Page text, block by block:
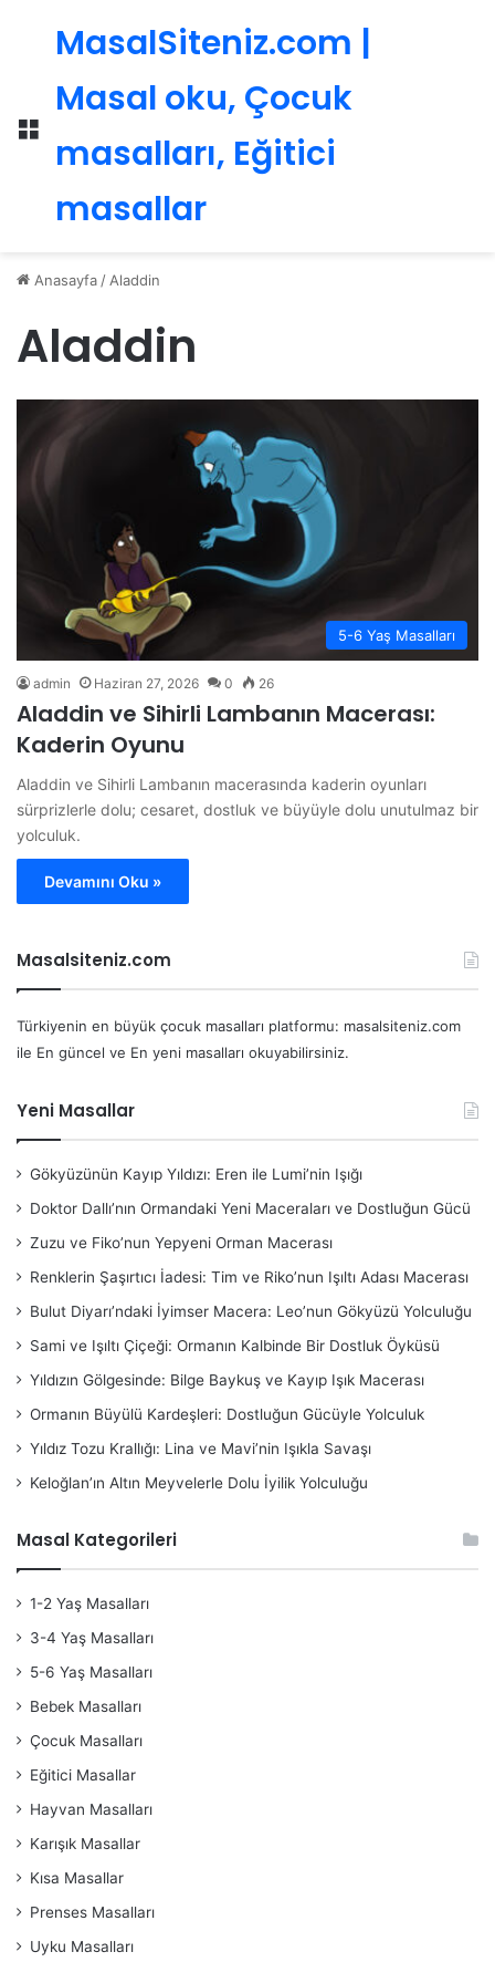
Menü
MasalSiteniz.com |
Masal oku, Çocuk
masalları, Eğitici
masallar
Anasayfa / Aladdin
Aladdin
5-6 Yaş Masalları
admin Haziran 27, 2026 0 26
Aladdin ve Sihirli Lambanın Macerası:
Kaderin Oyunu
Aladdin ve Sihirli Lambanın macerasında kaderin oyunları
sürprizlerle dolu; cesaret, dostluk ve büyüyle dolu unutulmaz bir
yolculuk.
Devamını Oku »
Masalsiteniz.com
Türkiyenin en büyük çocuk masalları platformu: masalsiteniz.com
ile En güncel ve En yeni masalları okuyabilirsiniz.
Yeni Masallar
Gökyüzünün Kayıp Yıldızı: Eren ile Lumi’nin Işığı
Doktor Dallı’nın Ormandaki Yeni Maceraları ve Dostluğun Gücü
Zuzu ve Fiko’nun Yepyeni Orman Macerası
Renklerin Şaşırtıcı İadesi: Tim ve Riko’nun Işıltı Adası Macerası
Bulut Diyarı’ndaki İyimser Macera: Leo’nun Gökyüzü Yolculuğu
Sami ve Işıltı Çiçeği: Ormanın Kalbinde Bir Dostluk Öyküsü
Yıldızın Gölgesinde: Bilge Baykuş ve Kayıp Işık Macerası
Ormanın Büyülü Kardeşleri: Dostluğun Gücüyle Yolculuk
Yıldız Tozu Krallığı: Lina ve Mavi’nin Işıkla Savaşı
Keloğlan’ın Altın Meyvelerle Dolu İyilik Yolculuğu
Masal Kategorileri
1-2 Yaş Masalları
3-4 Yaş Masalları
5-6 Yaş Masalları
Bebek Masalları
Çocuk Masalları
Eğitici Masallar
Hayvan Masalları
Karışık Masallar
Kısa Masallar
Prenses Masalları
Uyku Masalları